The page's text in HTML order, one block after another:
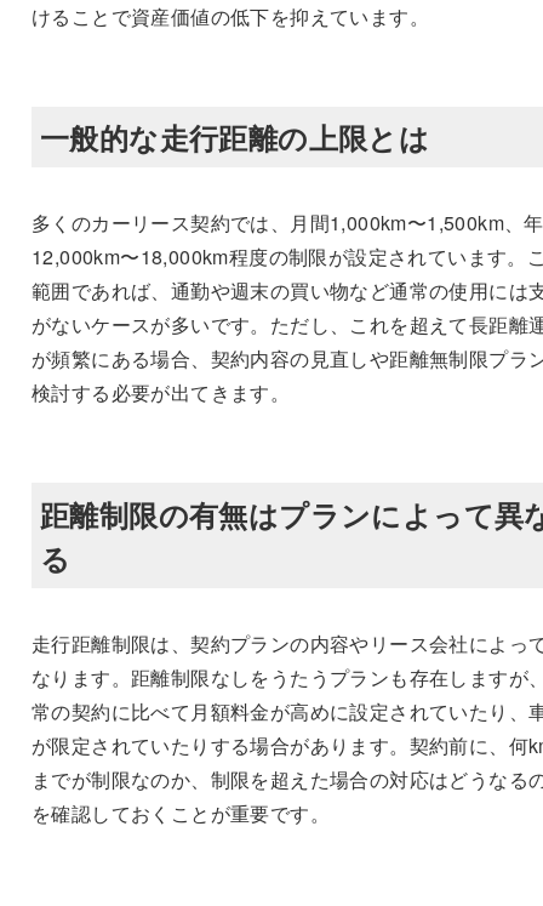
けることで資産価値の低下を抑えています。
一般的な走行距離の上限とは
多くのカーリース契約では、月間1,000km〜1,500km、
12,000km〜18,000km程度の制限が設定されています。
範囲であれば、通勤や週末の買い物など通常の使用には
がないケースが多いです。ただし、これを超えて長距離
が頻繁にある場合、契約内容の見直しや距離無制限プラ
検討する必要が出てきます。
距離制限の有無はプランによって異
る
走行距離制限は、契約プランの内容やリース会社によっ
なります。距離制限なしをうたうプランも存在しますが
常の契約に比べて月額料金が高めに設定されていたり、
が限定されていたりする場合があります。契約前に、何
までが制限なのか、制限を超えた場合の対応はどうなる
を確認しておくことが重要です。